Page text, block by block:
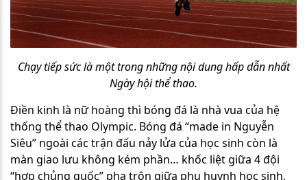
Chạy tiếp sức là một trong những nội dung hấp dẫn nhất
Ngày hội thể thao.
Điền kinh là nữ hoàng thì bóng đá là nhà vua của hệ
thống thể thao Olympic. Bóng đá “made in Nguyễn
Siêu” ngoài các trận đấu nảy lửa của học sinh còn là
màn giao lưu không kém phần… khốc liệt giữa 4 đội
“hợp chủng quốc” pha trộn giữa phụ huynh học sinh,